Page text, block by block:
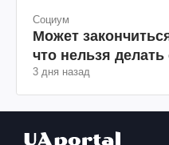
Социум
Может
что нельзя
3 дня назад